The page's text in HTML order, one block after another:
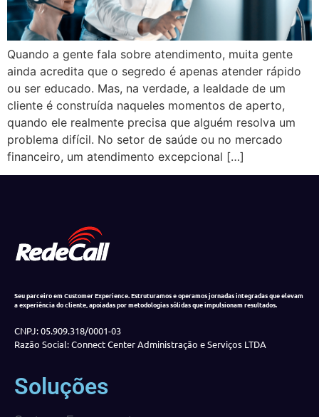
Quando a gente fala sobre atendimento, muita gente
ainda acredita que o segredo é apenas atender rápido
ou ser educado. Mas, na verdade, a lealdade de um
cliente é construída naqueles momentos de aperto,
quando ele realmente precisa que alguém resolva um
problema difícil. No setor de saúde ou no mercado
financeiro, um atendimento excepcional […]
Seu parceiro em Customer Experience. Estruturamos e operamos jornadas integradas que elevam
a experiência do cliente, apoiadas por metodologias sólidas que impulsionam resultados.
CNPJ: 05.909.318/0001-03
Razão Social: Connect Center Administração e Serviços LTDA
Soluções